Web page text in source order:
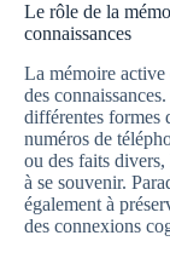
Le rôle de la
connaissances
La mémoire active
des
différentes formes
numéros de
ou des faits
à se souvenir.
également à
des connexions